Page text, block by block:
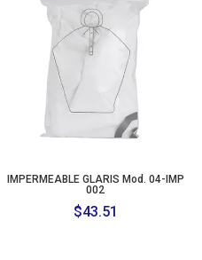
IMPERMEABLE GLARIS Mod. 04-IMP
002
$43.51